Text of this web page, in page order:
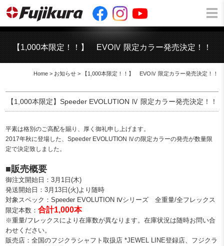
【1,000本限定！！】 EVOⅣ 限定カラー発売決定！！
Home> お知らせ> 【1,000本限定！！】 EVOⅣ 限定カラー発売決定！！
【1,000本限定】Speeder EVOLUTION Ⅳ 限定カラー発売決定！！
平素は格別のご高配を賜り、厚く御礼申し上げます。
2017年秋に登場した、Speeder EVOLUTION Ⅳの限定カラーの発売が数量限
定で決定致しました。
■販売概要
御注文開始日：3月1日(木)
発送開始日：3月13日(火)より随時
対象スペック：Speeder EVOLUTION Ⅳシリーズ 全重量/全フレックス
限定本数：合計1,000本
※重量/フレックスにより在庫数が異なります。在庫状況は随時お問い合
わせください。
販売店：全国のフジクラシャフト取扱店 *JEWEL LINE登録店、フジクラ